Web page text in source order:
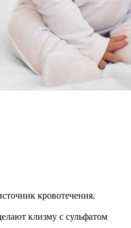
кровотечения.
клизму с сульфатом